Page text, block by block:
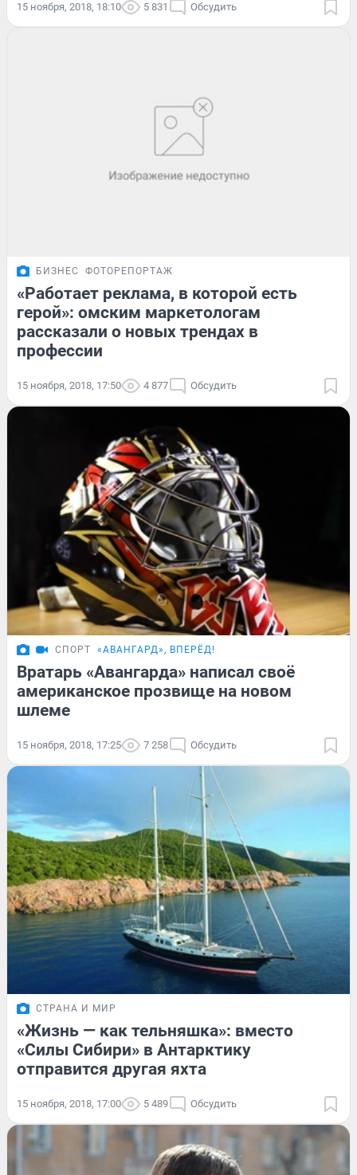
15 ноября, 2018, 18:10 5 831 Обсудить
БИЗНЕС ФОТОРЕПОРТАЖ
«Работает реклама, в которой есть
герой»: омским маркетологам
рассказали о новых трендах в
профессии
15 ноября, 2018, 17:50 4 877 Обсудить
СПОРТ «АВАНГАРД», ВПЕРЁД!
Вратарь «Авангарда» написал своё
американское прозвище на новом
шлеме
15 ноября, 2018, 17:25 7 258 Обсудить
СТРАНА И МИР
«Жизнь — как тельняшка»: вместо
«Силы Сибири» в Антарктику
отправится другая яхта
15 ноября, 2018, 17:00 5 489 Обсудить